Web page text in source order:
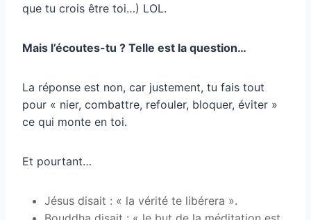
que tu crois être toi…) LOL.
Mais l’écoutes-tu ? Telle est la question…
La réponse est non, car justement, tu fais tout
pour « nier, combattre, refouler, bloquer, éviter »
ce qui monte en toi.
Et pourtant…
Jésus disait : « la vérité te libérera ».